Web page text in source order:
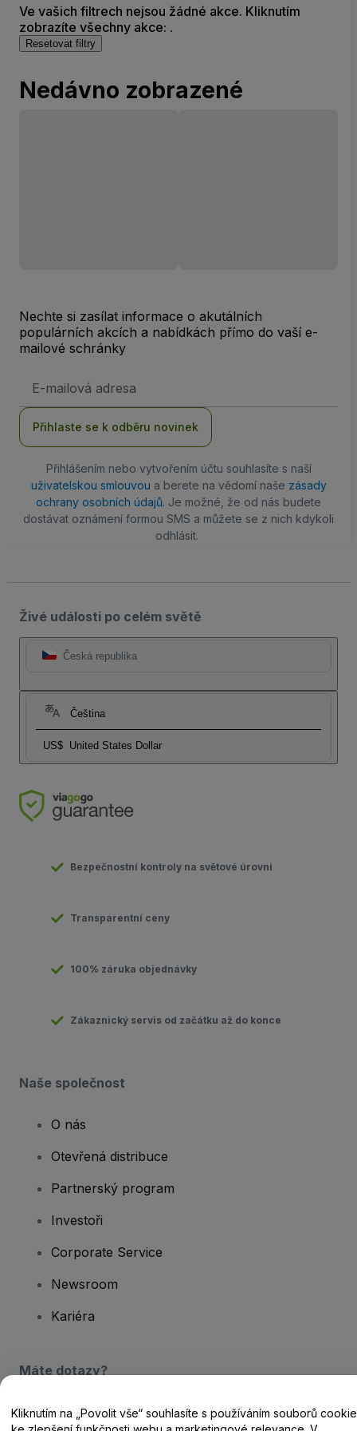
Ve vašich filtrech nejsou žádné akce. Kliknutím
zobrazíte všechny akce: .
Resetovat filtry
Nedávno zobrazené
Nechte si zasílat informace o akutálních
populárních akcích a nabídkách přímo do vaší e-
mailové schránky
adresa
Přihlaste se k odběru novinek
Přihlášením nebo vytvořením účtu souhlasíte s naší
uživatelskou smlouvou a berete na vědomí naše zásady
ochrany osobních údajů. Je možné, že od nás budete
dostávat oznámení formou SMS a můžete se z nich kdykoli
odhlásit.
Živé události po celém světě
Česká republika
Čeština
US$ United States Dollar
Bezpečnostní kontroly na světové úrovni
Transparentní ceny
100% záruka objednávky
Zákaznický servis od začátku až do konce
Naše společnost
O nás
Otevřená distribuce
Partnerský program
Investoři
Corporate Service
Newsroom
Kariéra
Máte dotazy?
Centrum nápovědy / Kontakt
Kliknutím na „Povolit vše“ souhlasíte s používáním souborů cookie